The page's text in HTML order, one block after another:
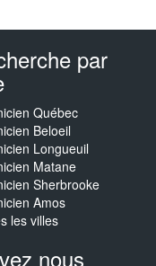
par
Québec
Beloeil
Longueuil
Matane
Sherbrooke
Amos
les villes
nous